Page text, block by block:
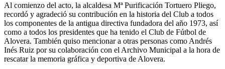
Al comienzo del acto, la alcaldesa Mª Purificación Tortuero Pliego,
recordó y agradeció su contribución en la historia del Club a todos
los componentes de la antigua directiva fundadora del año 1973, así
como a todos los presidentes que ha tenido el Club de Fútbol de
Alovera. También quiso mencionar a otras personas como Andrés
Inés Ruiz por su colaboración con el Archivo Municipal a la hora de
rescatar la memoria gráfica y deportiva de Alovera.